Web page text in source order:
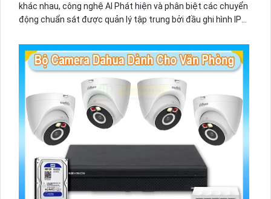
khác nhau, công nghệ AI Phát hiện và phân biệt các chuyển
động chuẩn sát được quản lý tập trung bởi đầu ghi hình IP